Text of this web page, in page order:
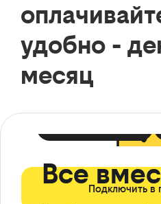
удобно -
месяц
ВсеПодключить в